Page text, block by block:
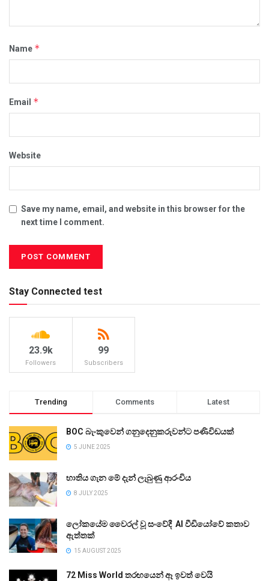
Name *
Email *
Website
Save my name, email, and website in this browser for the
next time I comment.
Stay Connected test
23.9k
Followers
99
Subscribers
Trending Comments Latest
BOC බැංකුවෙන් ගනුදෙනුකරුවන්ට පණිවිඩයක්
5 JUNE 2025
භාතිය ගැන මේ දැන් ලැබුණු ආරංචිය
8 JULY 2025
ලෝකයේම වෛරල් වූ සංවේදී AI වීඩියෝවේ කතාව
ඇත්තක්
15 AUGUST 2025
72 Miss World තරඟයෙන් ඈ ඉවත් වෙයි